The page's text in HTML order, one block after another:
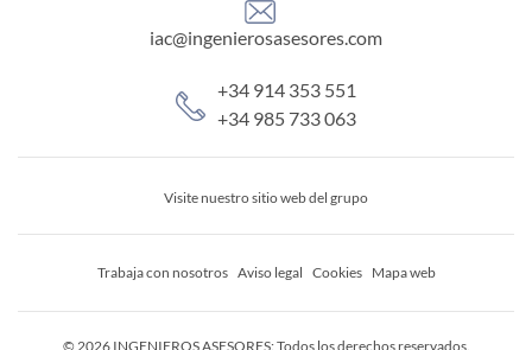
iac@ingenierosasesores.com
+34 914 353 551
+34 985 733 063
Visite nuestro sitio web del grupo
© 2026 INGENIEROS ASESORES: Todos los derechos reservados.
Trabaja con nosotros Aviso legal Cookies Mapa web